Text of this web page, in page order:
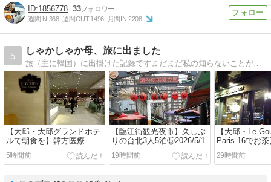
1856778 33
週間IN:368 週間OUT:1496 月間IN:2208
5
しゃかしゃか母、旅に出ました
旅（主に韓国）に出掛けた記録ですまだまだ私の知らないことがいっぱい。旅はいろんな発見があって楽しいです！
【大邱・大邱グランドホテ
ルで朝食を】韓方医療
FAM①2016/11/26
5時間前
【臨江街観光夜市】久しぶ
りの台北3人5泊⑤2026/5/1
19時間前
【大邱・Le
Paris 16でお
FAM⑮2016/
29時間前